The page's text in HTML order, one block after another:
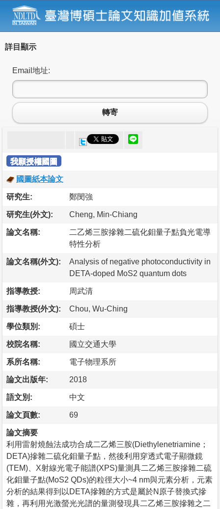
詳目顯示
Email地址:
轉寄
我願授權國圖
國圖紙本論文
研究生: 鄭閔強
研究生(外文): Cheng, Min-Chiang
論文名稱:
二乙烯三胺摻雜二硫化鉬量子點負光電導
特性分析
論文名稱(外文):
Analysis of negative photoconductivity in
DETA-doped MoS2 quantum dots
指導教授: 周武清
指導教授(外文): Chou, Wu-Ching
學位類別: 碩士
校院名稱: 國立交通大學
系所名稱: 電子物理系所
論文出版年: 2018
語文別: 中文
論文頁數: 69
論文摘要
利用雷射燒蝕法成功合成二乙烯三胺(Diethylenetriamine；
DETA)摻雜二硫化鉬量子點，然後利用穿透式電子顯微鏡
(TEM)、X射線光電子能譜(XPS)量測具二乙烯三胺摻雜二硫
化鉬量子點(MoS2 QDs)的粒徑大小~4 nm與元素分析，元素
分析的結果得到以DETA摻雜的方式是屬於N原子替換式摻
雜，再利用光激螢光光譜的量測發現具二乙烯三胺摻雜之二